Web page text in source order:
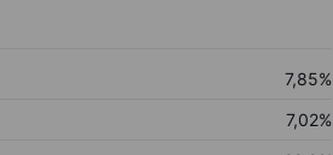
7,85%
7,02%